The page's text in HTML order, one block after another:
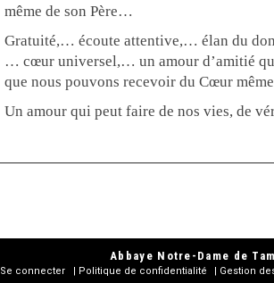
même de son Père…
Gratuité,… écoute attentive,… élan du
… cœur universel,… un amour d’amitié
que nous pouvons recevoir du Cœur
Un amour qui peut faire de nos vies, de
Abbaye Notre-Dame de
Se connecter Politique de confidentialité Gestion